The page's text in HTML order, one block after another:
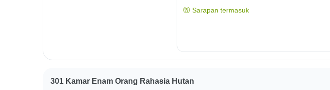
Sarapan termasuk
301 Kamar Enam Orang Rahasia Hutan